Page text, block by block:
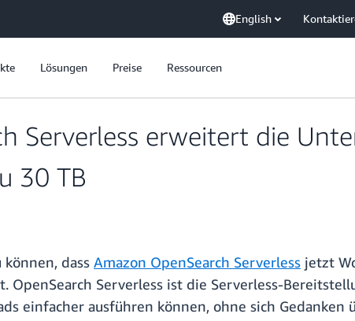
English
Lösungen Preise Ressourcen
Serverless erweitert die
30 TB
dass Amazon OpenSearch Serverless jetzt
Serverless ist die Serverless-
einfacher ausführen können, ohne sich